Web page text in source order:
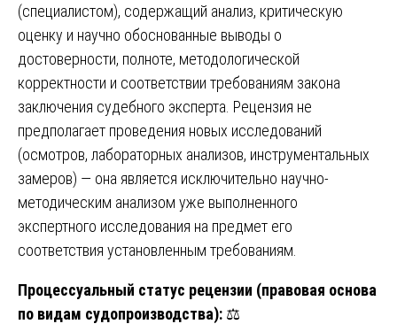
(специалистом), содержащий анализ, критическую
оценку и научно обоснованные выводы о
достоверности, полноте, методологической
корректности и соответствии требованиям закона
заключения судебного эксперта. Рецензия не
предполагает проведения новых исследований
(осмотров, лабораторных анализов, инструментальных
замеров) — она является исключительно научно-
методическим анализом уже выполненного
экспертного исследования на предмет его
соответствия установленным требованиям.
Процессуальный статус рецензии (правовая основа
по видам судопроизводства): ⚖️